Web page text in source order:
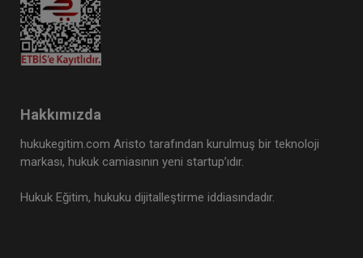
Hakkımızda
hukukegitim.com Aristo tarafından kurulmuş bir teknoloji
markası, hukuk camiasının yeni startup’ıdır.
Hukuk Eğitim, hukuku dijitalleştirme iddiasındadır.